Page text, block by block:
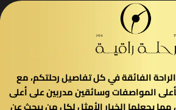
الفائقة في كل تفاصيل رحلتكم، مع
المواصفات وسائقين مدربين على أعلى